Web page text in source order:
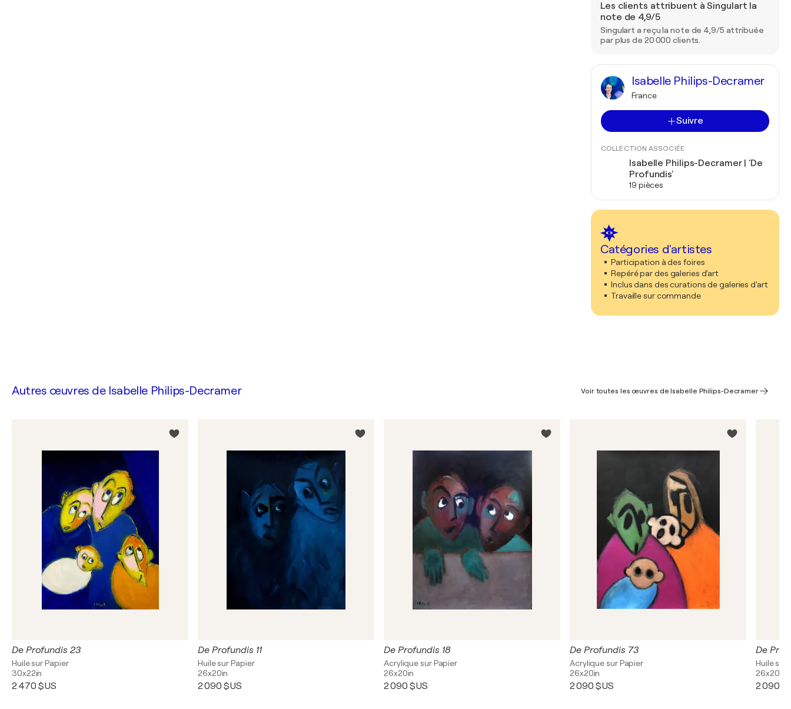
Les clients attribuent à Singulart la
note de 4,9/5
Singulart a reçu la note de 4,9/5 attribuée
par plus de 20 000 clients.
Isabelle Philips-Decramer
France
Suivre
COLLECTION ASSOCIÉE
Isabelle Philips-Decramer | 'De
Profundis'
19 pièces
Catégories d'artistes
Participation à des foires
Repéré par des galeries d'art
Inclus dans des curations de galeries d'art
Travaille sur commande
Autres œuvres de Isabelle Philips-Decramer Voir toutes les œuvres de Isabelle Philips-Decramer
De Profundis 23
Huile sur Papier
30x22in
2 470 $US
De Profundis 11
Huile sur Papier
26x20in
2 090 $US
De Profundis 18
Acrylique sur Papier
26x20in
2 090 $US
De Profundis 73
Acrylique sur Papier
26x20in
2 090 $US
De
Huile sur
26x20in
2 090